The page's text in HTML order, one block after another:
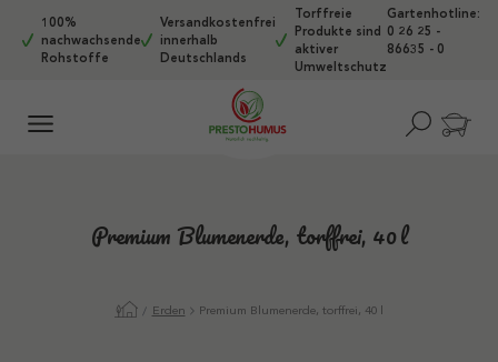
Zum Hauptinhalt springen
100%
nachwachsende
Rohstoffe
Versandkostenfrei
innerhalb
Deutschlands
Torffreie
Produkte sind
aktiver
Umweltschutz
Gartenhotline:
0 26 25 -
86635 - 0
Premium Blumenerde, torffrei, 40 l
Erden Premium Blumenerde, torffrei, 40 l